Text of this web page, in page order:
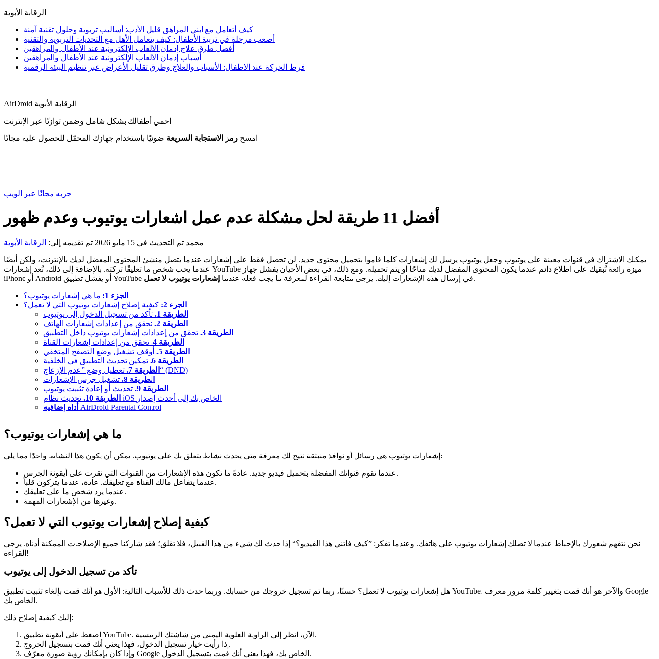
الرقابة الأبوية
كيف أتعامل مع ابني المراهق قليل الأدب: أساليب تربوية وحلول تقنية آمنة
أصعب مرحلة في تربية الأطفال: كيف يتعامل الأهل مع التحديات التربوية والتقنية
أفضل طرق علاج إدمان الألعاب الإلكترونية عند الأطفال والمراهقين
أسباب إدمان الألعاب الإلكترونية عند الأطفال والمراهقين
فرط الحركة عند الاطفال: الأسباب والعلاج وطرق تقليل الأعراض عبر تنظيم البيئة الرقمية
AirDroid الرقابة الأبوية
احمي أطفالك بشكل شامل وضمن توازنًا عبر الإنترنت
امسح رمز الاستجابة السريعة ضوئيًا باستخدام جهازك المحمّل للحصول عليه مجانًا
جربه مجانًا عبر الويب
أفضل 11 طريقة لحل مشكلة عدم عمل اشعارات يوتيوب وعدم ظهور
محمد تم التحديث في 15 مايو 2026 تم تقديمه إلى: الرقابة الأبوية
يمكنك الاشتراك في قنوات معينة على يوتيوب وجعل يوتيوب يرسل لك إشعارات كلما قاموا بتحميل محتوى جديد. لن تحصل فقط على إشعارات عندما يتصل منشئ المحتوى المفضل لديك بالإنترنت، ولكن أيضًا
عندما يحب شخص ما تعليقًا تركته. بالإضافة إلى ذلك، تُعد إشعارات YouTube ميزة رائعة تُبقيك على اطلاع دائم عندما يكون المحتوى المفضل لديك متاحًا أو يتم تحميله. ومع ذلك، في بعض الأحيان يفشل جهاز
iPhone أو Android أو يفشل تطبيق YouTube في إرسال هذه الإشعارات إليك. يرجى متابعة القراءة لمعرفة ما يجب فعله عندما إشعارات يوتيوب لا تعمل .
الجزء 1:
ما هي إشعارات يوتيوب؟
الجزء 2:
كيفية إصلاح إشعارات يوتيوب التي لا تعمل؟
الطريقة 1.
تأكد من تسجيل الدخول إلى يوتيوب
الطريقة 2.
تحقق من إعدادات إشعارات الهاتف
الطريقة 3.
تحقق من إعدادات إشعارات يوتيوب داخل التطبيق
الطريقة 4.
تحقق من إعدادات إشعارات القناة
الطريقة 5.
أوقف تشغيل وضع التصفح المتخفي
الطريقة 6.
تمكين تحديث التطبيق في الخلفية
الطريقة 7. تعطيل وضع ”عدم الإزعاج“ (DND)
الطريقة 8.
تشغيل جرس الإشعارات
الطريقة 9.
تحديث أو إعادة تثبيت يوتيوب
الطريقة 10.
تحديث نظام iOS الخاص بك إلى أحدث إصدار
AirDroid Parental Control
ما هي إشعارات يوتيوب؟
إشعارات يوتيوب هي رسائل أو نوافذ منبثقة تتيح لك معرفة متى يحدث نشاط يتعلق بك على يوتيوب. يمكن أن يكون هذا النشاط واحدًا مما يلي:
عندما تقوم قنواتك المفضلة بتحميل فيديو جديد. عادةً ما تكون هذه الإشعارات من القنوات التي نقرت على أيقونة الجرس.
عندما يتفاعل مالك القناة مع تعليقك. عادة، عندما يتركون قلباً.
عندما يرد شخص ما على تعليقك.
وغيرها من الإشعارات المهمة.
كيفية إصلاح إشعارات يوتيوب التي لا تعمل؟
نحن نتفهم شعورك بالإحباط عندما لا تصلك إشعارات يوتيوب على هاتفك. وعندما تفكر: ”كيف فاتني هذا الفيديو؟“ إذا حدث لك شيء من هذا القبيل، فلا تقلق؛ فقد شاركنا جميع الإصلاحات الممكنة أدناه. يرجى
القراءة!
تأكد من تسجيل الدخول إلى يوتيوب
هل إشعارات يوتيوب لا تعمل؟ حسنًا، ربما تم تسجيل خروجك من حسابك. وربما حدث ذلك للأسباب التالية: الأول هو أنك قمت بإلغاء تثبيت تطبيق YouTube، والآخر هو أنك قمت بتغيير كلمة مرور معرف Google
الخاص بك.
إليك كيفية إصلاح ذلك:
اضغط على أيقونة تطبيق YouTube. الآن، انظر إلى الزاوية العلوية اليمنى من شاشتك الرئيسية.
إذا رأيت خيار تسجيل الدخول، فهذا يعني أنك قمت بتسجيل الخروج.
وإذا كان بإمكانك رؤية صورة معرّف Google الخاص بك، فهذا يعني أنك قمت بتسجيل الدخول.